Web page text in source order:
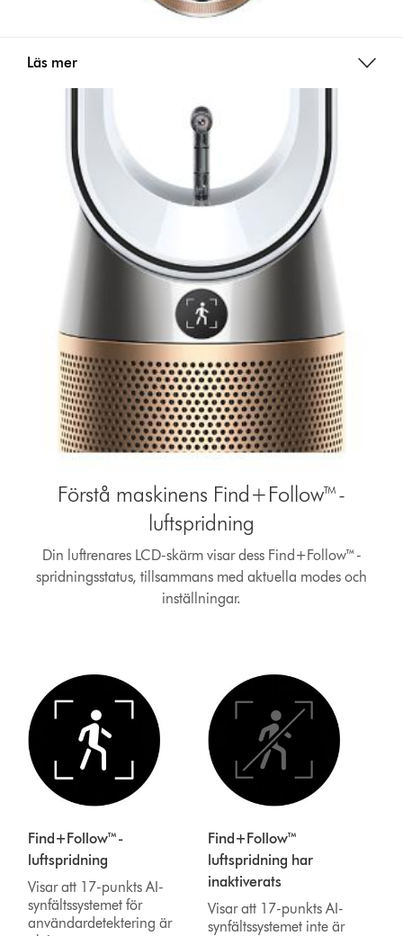
Läs mer
Förstå maskinens Find+Follow™-
luftspridning
Din luftrenares LCD-skärm visar dess Find+Follow™-
spridningsstatus, tillsammans med aktuella modes och
inställningar.
Find+Follow™-
luftspridning
Visar att 17-punkts AI-
synfältssystemet för
användardetektering är
Find+Follow™
luftspridning har
inaktiverats
Visar att 17-punkts AI-
synfältssystemet inte är